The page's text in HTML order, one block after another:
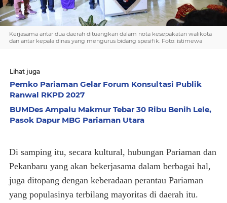
Kerjasama antar dua daerah dituangkan dalam nota kesepakatan walikota
dan antar kepala dinas yang mengurus bidang spesifik. Foto: istimewa
Lihat juga
Pemko Pariaman Gelar Forum Konsultasi Publik
Ranwal RKPD 2027
BUMDes Ampalu Makmur Tebar 30 Ribu Benih Lele,
Pasok Dapur MBG Pariaman Utara
Di samping itu, secara kultural, hubungan Pariaman dan
Pekanbaru yang akan bekerjasama dalam berbagai hal,
juga ditopang dengan keberadaan perantau Pariaman
yang populasinya terbilang mayoritas di daerah itu.